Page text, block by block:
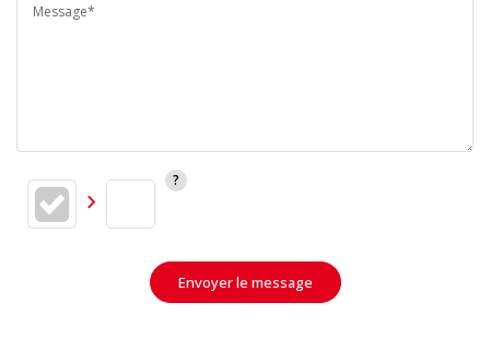
Message*
Envoyer le message